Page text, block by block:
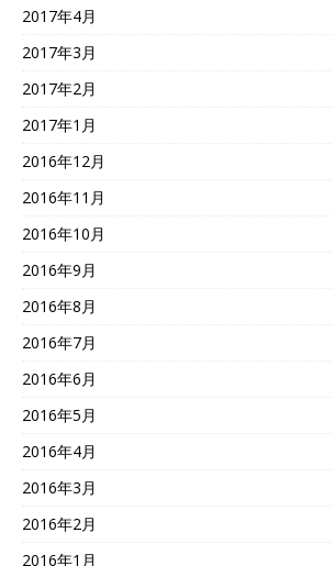
2017年4月
2017年3月
2017年2月
2017年1月
2016年12月
2016年11月
2016年10月
2016年9月
2016年8月
2016年7月
2016年6月
2016年5月
2016年4月
2016年3月
2016年2月
2016年1月